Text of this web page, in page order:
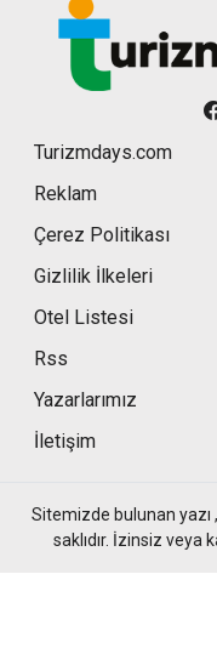
Turizmdays.com
Reklam
Çerez Politikası
Gizlilik İlkeleri
Otel Listesi
Rss
Yazarlarımız
İletişim
Sitemizde bulunan yazı
saklıdır. İzinsiz veya